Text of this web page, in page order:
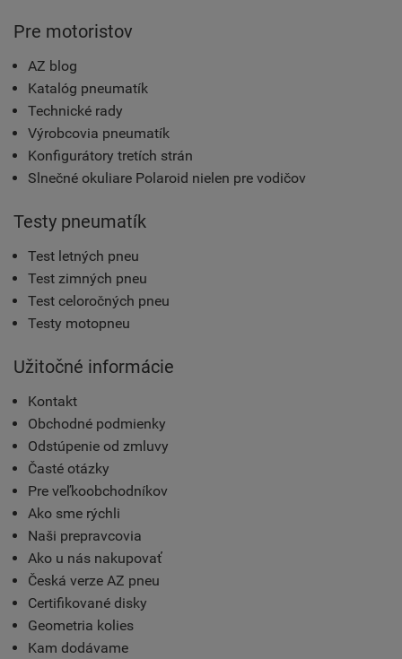
Pre motoristov
AZ blog
Katalóg pneumatík
Technické rady
Výrobcovia pneumatík
Konfigurátory tretích strán
Slnečné okuliare Polaroid nielen pre vodičov
Testy pneumatík
Test letných pneu
Test zimných pneu
Test celoročných pneu
Testy motopneu
Užitočné informácie
Kontakt
Obchodné podmienky
Odstúpenie od zmluvy
Časté otázky
Pre veľkoobchodníkov
Ako sme rýchli
Naši prepravcovia
Ako u nás nakupovať
Česká verze AZ pneu
Certifikované disky
Geometria kolies
Kam dodávame